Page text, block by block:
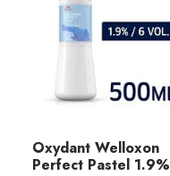
Oxydant Welloxon
Perfect Pastel 1.9%